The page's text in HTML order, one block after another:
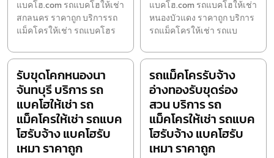
แบคโฮ.com รถแบคโฮให้เช่า
สกลนคร ราคาถูก บริการรถ
แม็คโครให้เช่า รถแบคโฮร
แบคโฮ.com รถแบคโฮให้เช่า
หนองบัวแดง ราคาถูก บริการ
รถแม็คโครให้เช่า รถแบ
รับขุดโคกหนองนา
จันทบุรี บริการ รถ
แบคโฮให้เช่า รถ
แม็คโครให้เช่า รถแบค
โฮรับจ้าง แบคโฮรับ
เหมา ราคาถูก
รถแม็คโครรับจ้าง
อ่างทองรับขุดร่อง
สวน บริการ รถ
แม็คโครให้เช่า รถแบค
โฮรับจ้าง แบคโฮรับ
เหมา ราคาถูก